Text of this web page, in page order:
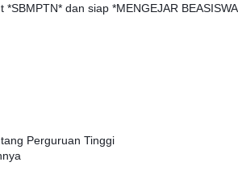
dan siap *MENGEJAR BEASISWA
Perguruan Tinggi